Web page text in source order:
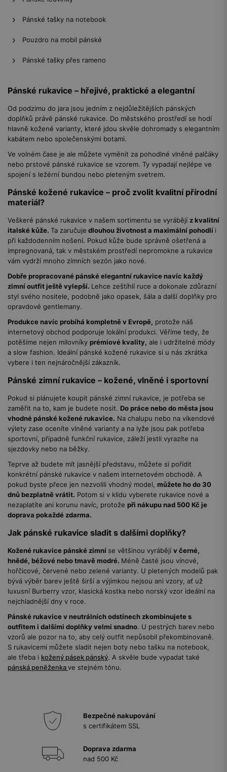
Pánské tašky na notebook
Pouzdro na mobil pánské
Pánské tašky přes rameno
Pánské rukavice – hřejivé, praktické a elegantní
Od podzimu do jara jsou jedním z nejdůležitějších pánských
doplňků právě pánské rukavice. Do městského prostředí se hodí
hlavně kožené varianty, které jdou skvěle dohromady s elegantním
kabátem nebo společenskými botami.
Ve volném čase je ale můžete vyměnit za pohodlné vlněné palčáky
nebo prstové pánské rukavice se vzorem. Ty vypadají nejlépe ve
spojení s ležérní bundou nebo pleteným svetrem.
Pánské kožené rukavice – proč zvolit kvalitní přírodní
materiál?
Veškeré pánské rukavice v našem sortimentu se vyrábějí z kvalitní
italské kůže. Ta zaručuje dlouhou životnost a maximální pohodlí i
při každodenním nošení. Pokud kůže bude správně ošetřená a
impregnovaná, tak v městském prostředí nepromokne a rukavice
vám vydrží mnoho zimních sezón jako nové.
Dobře propracované pánské elegantní rukavice navíc každý
zimní outfit ještě vylepší. Lehce zeštíhlí ruce a dokonale zdůrazní
styl svého nositele, podobně jako opasek, šála a další doplňky pro
opravdové gentlemany.
Produkce navíc probíhá kompletně v Evropě, protože náš
internetový obchod podporuje lokální produkci. Věříme tedy, že
potěšíme nejen milovníky prémiové kvality, ale i udržitelné módy
a slow fashion. Ideální pánské kožené rukavice si u nás zkrátka
vybere i ten nejnáročnější zákazník.
Pánské zimní rukavice – kožené, vlněné i sportovní
Pokud si plánujete koupit pánské zimní rukavice, je potřeba se
zaměřit na to, kam je budete nosit. Do práce nebo do města jsou
vhodné pánské kožené rukavice. Na chalupu nebo na víkendové
výlety zase oceníte vlněné varianty a na lyže jsou pak potřeba
sportovní, případně funkční rukavice, záleží jestli vyrazíte na
sjezdovky nebo na běžky.
Teprve až budete mít jasnější představu, můžete si pořídit
konkrétní pánské rukavice v našem internetovém obchodě. A
pokud byste přece jen nezvolili vhodný model, můžete ho do 30
dnů bezplatně vrátit. Potom si v klidu vyberete rukavice nové a
nezaplatíte ani korunu navíc, protože při nákupu nad 500 Kč je
doprava pokaždé zdarma.
Jak pánské rukavice sladit s dalšími doplňky?
Kožené rukavice pánské zimní se většinou vyrábějí v černé,
hnědé, béžové nebo tmavě modré. Méně časté jsou vínové,
hořčicové, červené nebo zelené varianty. U pletených modelů pak
bývá výběr barev ještě širší a výjimkou nejsou ani vzory, ať už
luxusní Burberry vzor, klasická kostka nebo norský vzor ideální na
nejchladnější dny v roce.
Pánské rukavice v neutrálních odstínech zkombinujete s
outfitem i dalšími doplňky velmi snadno. U pestrých barev nebo
vzorů ale pozor na to, aby celý outfit nepůsobil překombinovaně.
S rukavicemi můžete sladit nejen boty nebo tašku na notebook,
ale třeba i kožený pásek pánský. A skvěle bude vypadat také
pánská peněženkave stejném tónu.
Bezpečné nakupování
s certifikátem SSL
Doprava zdarma
nad 500 Kč